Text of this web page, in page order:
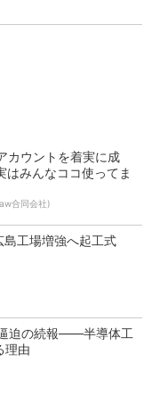
カウントを着実に成
はみんなココ使ってま
合同会社)
島工場増強へ起工式
迫の続報――半導体工
理由